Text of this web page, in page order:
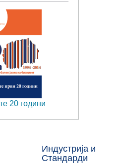
20 години
Индустрија и
Стандарди